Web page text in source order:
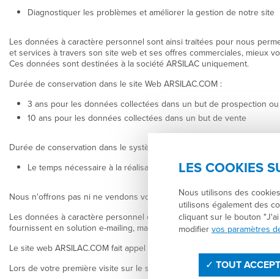
Diagnostiquer les problèmes et améliorer la gestion de notre site
Les données à caractère personnel sont ainsi traitées pour nous
et services à travers son site web et ses offres commerciales, mieux
Ces données sont destinées à la société ARSILAC uniquement.
Durée de conservation dans le site Web ARSILAC.COM :
3 ans pour les données collectées dans un but de prospection
10 ans pour les données collectées dans un but de vente
Durée de conservation dans le système d’information de la société
Le temps nécessaire à la réalisation de la finalité pour laquelle
Nous n'offrons pas ni ne vendons vos données à caractère personnel
Les données à caractère personnel que vous communiquez à la
fournissent en solution e-mailing, mailing postal et gestion du site
Le site web ARSILAC.COM fait appel à des services proposés par
Lors de votre première visite sur le site ARSILAC.COM, un bandeau
LES COOKIES
Nous utilisons des
utilisons également des
cliquant sur le bouton
modifier vos paramètres
TOUT